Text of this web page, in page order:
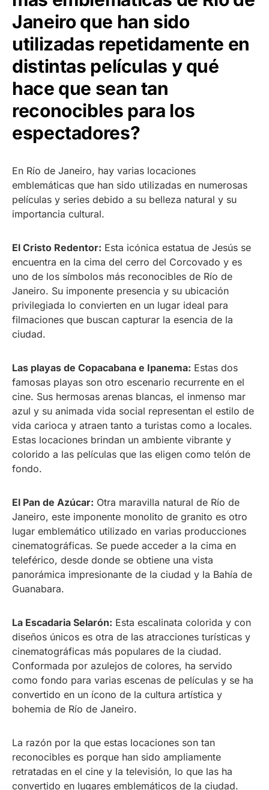
Janeiro que han sido
utilizadas repetidamente en
distintas películas y qué
hace que sean tan
reconocibles para los
espectadores?
En Río de Janeiro, hay varias locaciones
emblemáticas que han sido utilizadas en numerosas
películas y series debido a su belleza natural y su
importancia cultural.
El Cristo Redentor: Esta icónica estatua de Jesús se
encuentra en la cima del cerro del Corcovado y es
uno de los símbolos más reconocibles de Río de
Janeiro. Su imponente presencia y su ubicación
privilegiada lo convierten en un lugar ideal para
filmaciones que buscan capturar la esencia de la
ciudad.
Las playas de Copacabana e Ipanema: Estas dos
famosas playas son otro escenario recurrente en el
cine. Sus hermosas arenas blancas, el inmenso mar
azul y su animada vida social representan el estilo de
vida carioca y atraen tanto a turistas como a locales.
Estas locaciones brindan un ambiente vibrante y
colorido a las películas que las eligen como telón de
fondo.
El Pan de Azúcar: Otra maravilla natural de Río de
Janeiro, este imponente monolito de granito es otro
lugar emblemático utilizado en varias producciones
cinematográficas. Se puede acceder a la cima en
teleférico, desde donde se obtiene una vista
panorámica impresionante de la ciudad y la Bahía de
Guanabara.
La Escadaria Selarón: Esta escalinata colorida y con
diseños únicos es otra de las atracciones turísticas y
cinematográficas más populares de la ciudad.
Conformada por azulejos de colores, ha servido
como fondo para varias escenas de películas y se ha
convertido en un ícono de la cultura artística y
bohemia de Río de Janeiro.
La razón por la que estas locaciones son tan
reconocibles es porque han sido ampliamente
retratadas en el cine y la televisión, lo que las ha
convertido en lugares emblemáticos de la ciudad.